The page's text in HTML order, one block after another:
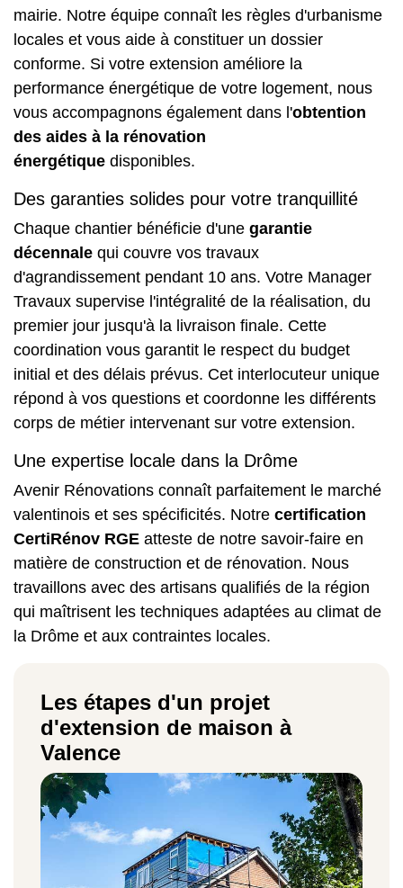
mairie. Notre équipe connaît les règles d'urbanisme
locales et vous aide à constituer un dossier
conforme. Si votre extension améliore la
performance énergétique de votre logement, nous
vous accompagnons également dans l'obtention
des aides à la rénovation
énergétique disponibles.
Des garanties solides pour votre tranquillité
Chaque chantier bénéficie d'une garantie
décennale qui couvre vos travaux
d'agrandissement pendant 10 ans. Votre Manager
Travaux supervise l'intégralité de la réalisation, du
premier jour jusqu'à la livraison finale. Cette
coordination vous garantit le respect du budget
initial et des délais prévus. Cet interlocuteur unique
répond à vos questions et coordonne les différents
corps de métier intervenant sur votre extension.
Une expertise locale dans la Drôme
Avenir Rénovations connaît parfaitement le marché
valentinois et ses spécificités. Notre certification
CertiRénov RGE atteste de notre savoir-faire en
matière de construction et de rénovation. Nous
travaillons avec des artisans qualifiés de la région
qui maîtrisent les techniques adaptées au climat de
la Drôme et aux contraintes locales.
Les étapes d'un projet
d'extension de maison à
Valence